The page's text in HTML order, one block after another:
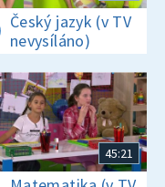
Český jazyk (v TV
nevysíláno)
45:21